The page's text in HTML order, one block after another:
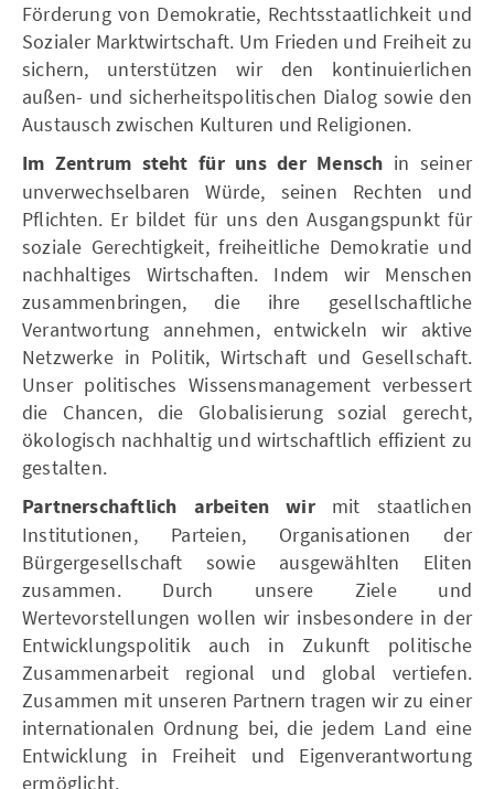
Förderung von Demokratie, Rechtsstaatlichkeit und
Sozialer Marktwirtschaft. Um Frieden und Freiheit zu
sichern, unterstützen wir den kontinuierlichen
außen- und sicherheitspolitischen Dialog sowie den
Austausch zwischen Kulturen und Religionen.
Im Zentrum steht für uns der Mensch in seiner
unverwechselbaren Würde, seinen Rechten und
Pflichten. Er bildet für uns den Ausgangspunkt für
soziale Gerechtigkeit, freiheitliche Demokratie und
nachhaltiges Wirtschaften. Indem wir Menschen
zusammenbringen, die ihre gesellschaftliche
Verantwortung annehmen, entwickeln wir aktive
Netzwerke in Politik, Wirtschaft und Gesellschaft.
Unser politisches Wissensmanagement verbessert
die Chancen, die Globalisierung sozial gerecht,
ökologisch nachhaltig und wirtschaftlich effizient zu
gestalten.
Partnerschaftlich arbeiten wirmit staatlichen
Institutionen, Parteien, Organisationen der
Bürgergesellschaft sowie ausgewählten Eliten
zusammen. Durch unsere Ziele und
Wertevorstellungen wollen wir insbesondere in der
Entwicklungspolitik auch in Zukunft politische
Zusammenarbeit regional und global vertiefen.
Zusammen mit unseren Partnern tragen wir zu einer
internationalen Ordnung bei, die jedem Land eine
Entwicklung in Freiheit und Eigenverantwortung
ermöglicht.